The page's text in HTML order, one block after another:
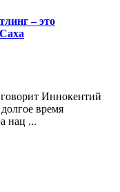
– это
Иннокентий
время
нац ...